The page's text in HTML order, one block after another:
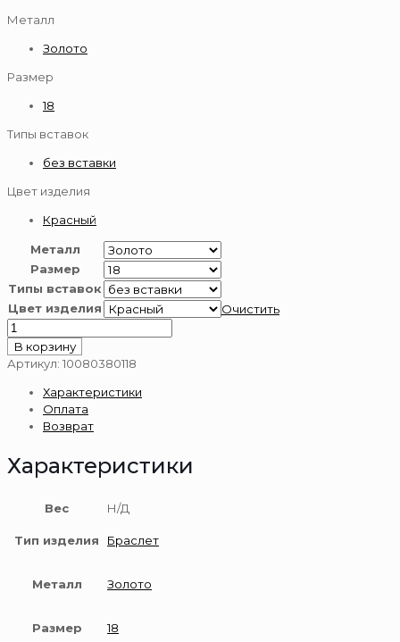
Металл
Золото
Размер
18
Типы вставок
без вставки
Цвет изделия
Красный
Металл
Размер
Типы вставок
Цвет изделия
Очистить
Количество
товара
Браслет
пробы
В корзину
Артикул: 10080380118
Характеристики
Оплата
Возврат
Характеристики
Вес Н/Д
Тип изделия Браслет
Металл Золото
Размер 18